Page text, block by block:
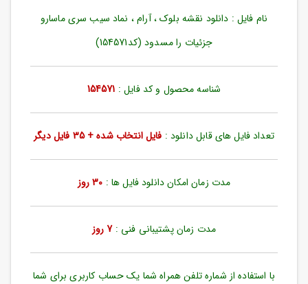
دانلود
ورود
به
بازیابی
رمز
نام فایل : دانلود نقشه بلوک ، آرام ، نماد سیب سری ماسارو
جزئیات را مسدود (کد154571)
شناسه محصول و کد فایل : 154571
تعداد فایل های قابل دانلود : فایل انتخاب شده + 35 فایل دیگر
مدت زمان امکان دانلود فایل ها : 30 روز
مدت زمان پشتیبانی فنی :7 روز
با استفاده از شماره تلفن همراه شما یک حساب کاربری برای شما